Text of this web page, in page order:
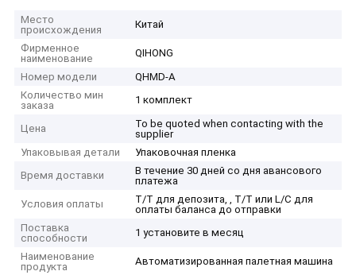
Место
происхождения
Китай
Фирменное
наименование
QIHONG
Номер модели
QHMD-A
Количество мин
заказа
1 комплект
Цена
To be quoted when contacting with the
supplier
Упаковывая детали
Упаковочная пленка
Время доставки
В течение 30 дней со дня авансового
платежа
Условия оплаты
T/T для депозита, , T/T или L/C для
оплаты баланса до отправки
Поставка
способности
1 установите в месяц
Наименование
продукта
Автоматизированная палетная машина